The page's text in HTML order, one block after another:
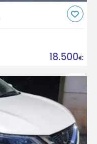
18.500€